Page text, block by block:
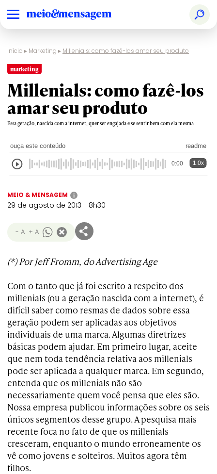
Início ▸ Marketing ▸ Millenials: como fazê-los amar seu produto
marketing
Millenials: como fazê-los
amar seu produto
Essa geração, nascida com a internet, quer ser engajada e se sentir bem com ela mesma
ouça este conteúdo readme
0:00 1.0x
MEIO & MENSAGEM i
29 de agosto de 2013 - 8h30
- A + A
(*) Por Jeff Fromm, do Advertising Age
Com o tanto que já foi escrito a respeito dos
millenials (ou a geração nascida com a internet), é
difícil saber como resmas de dados sobre essa
geração podem ser aplicadas aos objetivos
individuais de uma marca. Algumas diretrizes
básicas podem ajudar. Em primeiro lugar, aceite
que nem toda tendência relativa aos millenials
pode ser aplicada a qualquer marca. Em segundo,
entenda que os millenials não são
necessariamente quem você pensa que eles são.
Nossa empresa publicou informações sobre os seis
únicos segmentos desse grupo. A pesquisa mais
recente foca no fato de que os millenials
cresceram, enquanto o mundo erroneamente os
vê como jovens e solteiros. Muitos agora têm
filhos.